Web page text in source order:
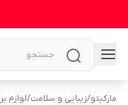
مارکیتو/زیبایی و سلامت/لوازم